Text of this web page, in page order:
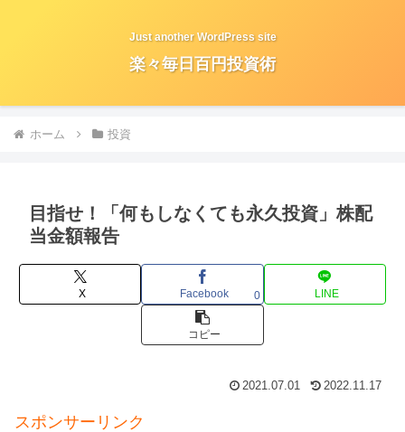
Just another WordPress site
楽々毎日百円投資術
ホーム 投資
目指せ！「何もしなくても永久投資」株配
当金額報告
X Facebook 0 LINE
コピー
2021.07.01 2022.11.17
スポンサーリンク